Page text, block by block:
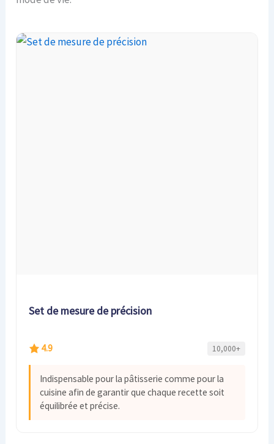
Set de mesure de précision
4.9 10,000+
Indispensable pour la pâtisserie comme pour la
cuisine afin de garantir que chaque recette soit
équilibrée et précise.